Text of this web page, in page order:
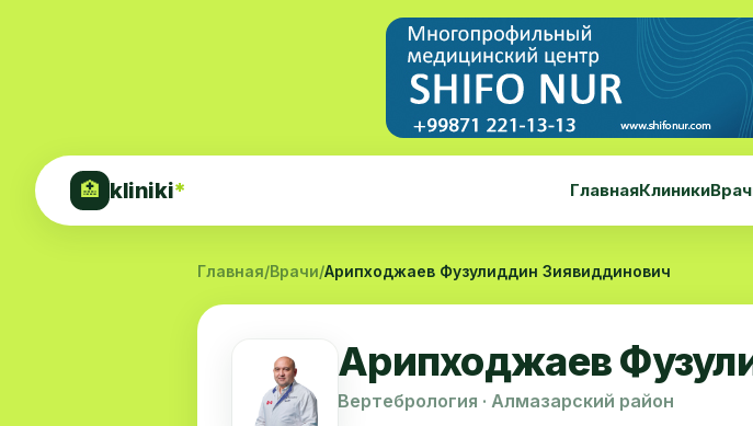
🏥 kliniki* ГлавнаяКлиники
Главная/Врачи/Арипходжаев Фузулиддин Зиявиддинович
Арипходжаев
Вертебрология · Алмазарский район